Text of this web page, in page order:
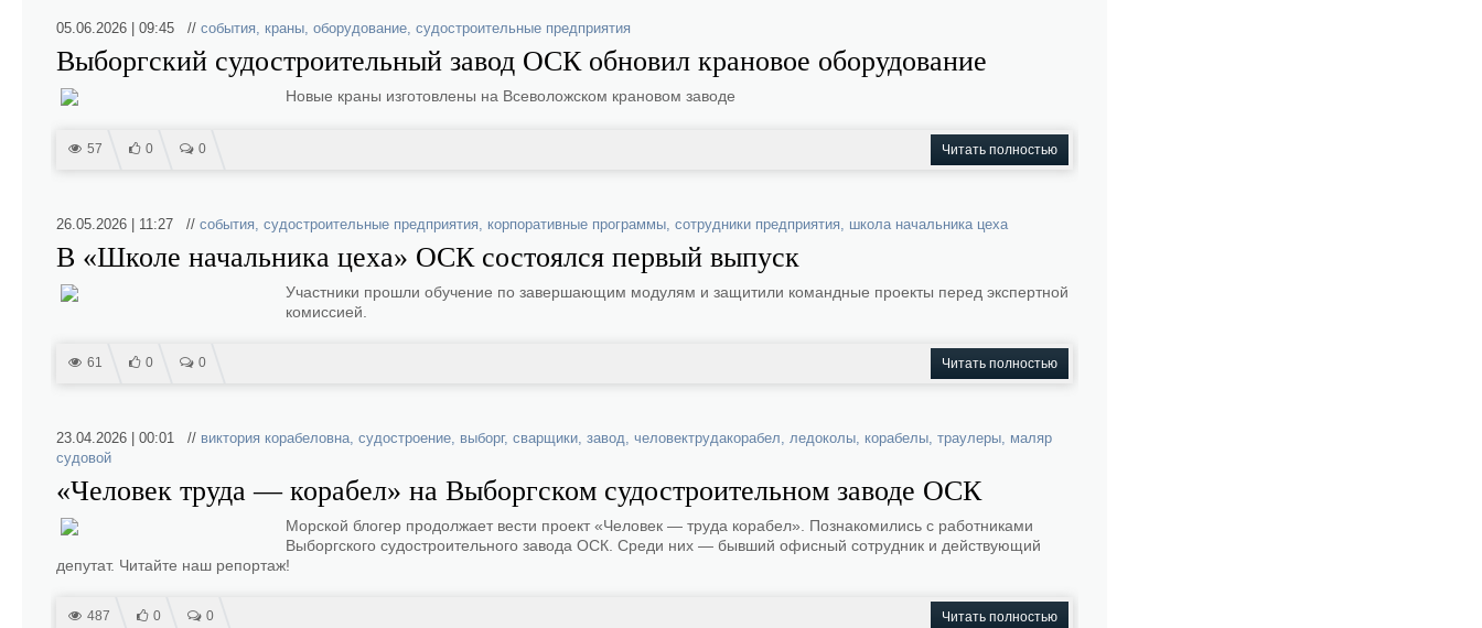
05.06.2026 | 09:45 // события, краны, оборудование, судостроительные предприятия
Выборгский судостроительный завод ОСК обновил крановое оборудование
Новые краны изготовлены на Всеволожском крановом заводе
57 0 0 Читать полностью
26.05.2026 | 11:27 // события, судостроительные предприятия, корпоративные программы, сотрудники предприятия, школа начальника цеха
В «Школе начальника цеха» ОСК состоялся первый выпуск
Участники прошли обучение по завершающим модулям и защитили командные проекты перед экспертной
комиссией.
61 0 0 Читать полностью
23.04.2026 | 00:01 // виктория корабеловна, судостроение, выборг, сварщики, завод, человектрудакорабел, ледоколы, корабелы, траулеры, маляр
судовой
«Человек труда — корабел» на Выборгском судостроительном заводе ОСК
Морской блогер продолжает вести проект «Человек — труда корабел». Познакомились с работниками
Выборгского судостроительного завода ОСК. Среди них — бывший офисный сотрудник и действующий
депутат. Читайте наш репортаж!
487 0 0 Читать полностью